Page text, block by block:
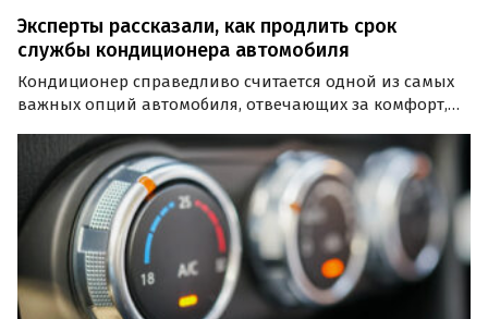
Эксперты рассказали, как продлить срок
службы кондиционера автомобиля
Кондиционер справедливо считается одной из самых
важных опций автомобиля, отвечающих за комфорт,
целом нужно в любое время года.